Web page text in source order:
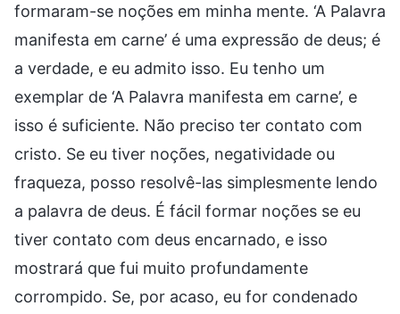
formaram-se noções em minha mente. ‘A Palavra
manifesta em carne’ é uma expressão de deus; é
a verdade, e eu admito isso. Eu tenho um
exemplar de ‘A Palavra manifesta em carne’, e
isso é suficiente. Não preciso ter contato com
cristo. Se eu tiver noções, negatividade ou
fraqueza, posso resolvê-las simplesmente lendo
a palavra de deus. É fácil formar noções se eu
tiver contato com deus encarnado, e isso
mostrará que fui muito profundamente
corrompido. Se, por acaso, eu for condenado